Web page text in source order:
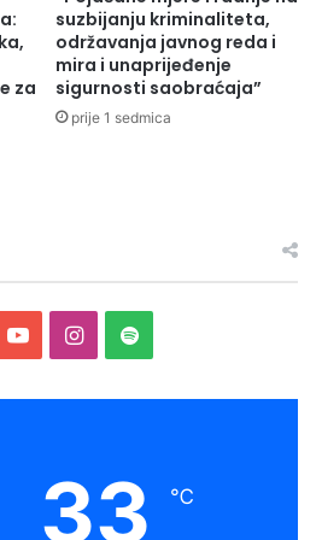
postupci poput
raka, liječenja
zahvata (npr. carskih rezova
vrlo rizični, kažu u INZ.
za
suzbijanju kriminaliteta,
održavanja javnog reda i
mira i unaprijeđenje
sigurnosti saobraćaja”
prije 1 sedmica
YouTubeInstagram
Spotify
33 ℃